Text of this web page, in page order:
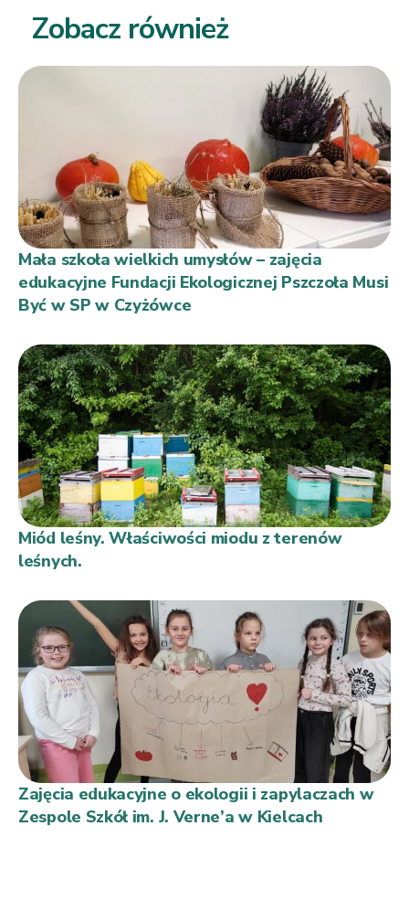
Zobacz również
Mała szkoła wielkich umysłów – zajęcia
edukacyjne Fundacji Ekologicznej Pszczoła Musi
Być w SP w Czyżówce
Miód leśny. Właściwości miodu z terenów
leśnych.
Zajęcia edukacyjne o ekologii i zapylaczach w
Zespole Szkół im. J. Verne’a w Kielcach